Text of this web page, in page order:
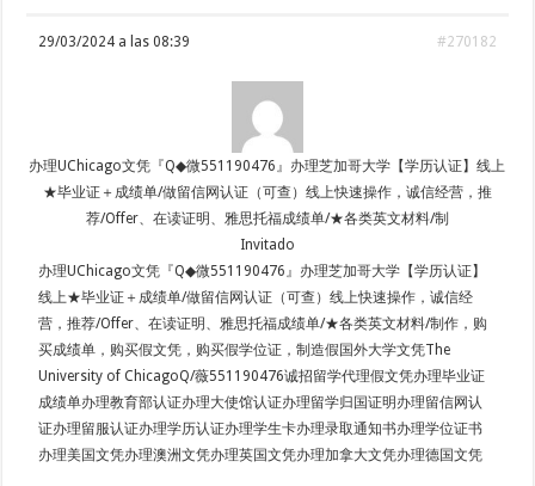
29/03/2024 a las 08:39 #270182
办理UChicago文凭『Q◆微551190476』办理芝加哥大学【学历认证】线上
★毕业证＋成绩单/做留信网认证（可查）线上快速操作，诚信经营，推
荐/Offer、在读证明、雅思托福成绩单/★各类英文材料/制
Invitado
办理UChicago文凭『Q◆微551190476』办理芝加哥大学【学历认证】
线上★毕业证＋成绩单/做留信网认证（可查）线上快速操作，诚信经
营，推荐/Offer、在读证明、雅思托福成绩单/★各类英文材料/制作，购
买成绩单，购买假文凭，购买假学位证，制造假国外大学文凭The
University of ChicagoQ/薇551190476诚招留学代理假文凭办理毕业证
成绩单办理教育部认证办理大使馆认证办理留学归国证明办理留信网认
证办理留服认证办理学历认证办理学生卡办理录取通知书办理学位证书
办理美国文凭办理澳洲文凭办理英国文凭办理加拿大文凭办理德国文凭